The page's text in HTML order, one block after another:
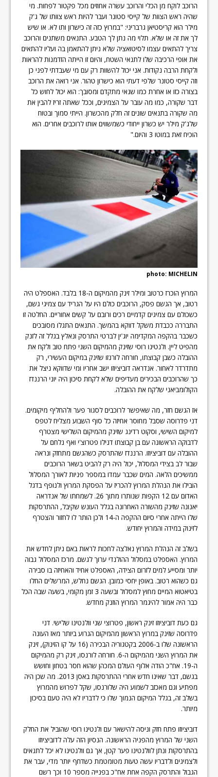
הרוכב לוקח מן הכלי והרוכב עשרה אחוזים מכל פקטור לפחות. מי
שהיה ראש הצוות של קייסי סטונר ועבר להיות ראש צוותו של ג'ק
מילר הוא קריסטיאן גרבריני: "במרוץ כזה זה כישרון ותו לא. או שיש
לך את זה או שלא. תלוי מה נתן לך הטבע. התנאים משתנים והרוכב
צריך להתאים עצמו לסיטואציה שלא ניתן להתאמן בה ועליו להתאים
את אופי הרכיבה שלו לתנאי השטח, והיום זו הייתה הזדמנות להראות
ולקחת הרבה נקודות. אני יכול להשוות רק עם מי שעבדתי לפני כן
וזה קייסי סטונר שלפי דעתי הוא כישרון טהור. אני רואה את הרוכב
בצורה כזו או אחרת כמו שנאי מתקדם ומסובך: הוא יכול לחוש כל
דבר שקורה, כמו מה עובר על הצמיגים, וככל שאתה זריז להבין את
מה שקורה בתנאים שונים זה חלק מהכשרון. הייתי סמוך ובטוח
שלג'ק מילר יש כשרון ייחודי כשמשווים אותו לרוכבים אחרים. הוא
הוכיח זאת במוטו 3 והיום."
photo: MICHELIN
המרוץ הוכרז כרטוב ומילר זינק מהמיקום ה-18 בלבד. האספלט היה
רטוב, אך הגשם פסק, הרוכבים כולם היו על הגריד עם צמיגי גשם,
כשכולם עם צמיגים קדמיים רכים ורובם על קשים אחוריים. החלטה זו
התבררה ככבדת משקל דווקא בהמשך. התנאים התגלו מסובכים
כשכבר בהקפה המקדימה יוג'ין לברטי התרסק ונאלץ בגלל זה לזנק
מהפיט ליין. ולנטינו רוסי שזינק מהמיקום השני פתח טוב ולקח את
ההובלה כשבן קבוצתו, חורחה לורנזו שזינק במיקום העשירי, רק
מתדרדר לאחור. אנדראה דוביציוזו ישב אחריו ומי שדווקא ניצל את
כך שהרוכבים הבכירים מעדיפים שלא לקחת סיכון היה יוני הרננדז
הקולומביאני שלקח את ההובלה.
אז הגשם חזר, מה שאיפשר לרוכבים לסגור פער ולהחליף מיקומים.
דני פדרוסה שסבל מחוסר אחיזה כל סוף השבוע מצליח לטפס
למיקום השישי, וסקוט רדינג שזינק מהמיקום השלישי מצטרף
לדבוקה הראשונה עם בן קבוצתו דנילו פטרוצ'י ואף נלחם על
ההובלה עם דוביציוזו. הרננדז שהתרסק כשהגשם מתחזק ונראה
שבור לב בצידי המסלול, יכול היה רק להביט בשאר הרוכבים
ממשיכים הלאה. המים שכבר עמדו במספר פניות לאורך המסלול
הובילו את הנהלת המרוץ להכריז על הפסקת המרוץ ולנופף בדגל
האדום עם 12 הקפות שנותרו מתוך 26. לשמחתו של אנדראה
יאנונה שזינק מהשורה האחרונה בגלל העונש שקיבל, ההתרסקות
שלו הייתה אחרי סיום ההקפה ה-14 ולכן הותר לו לחזור והצטרף
לזינוק במידה והמרוץ יחודש.
בשלב זה הנהלת המרוץ נאלצה לחכות לראות באם ניתן לחדש את
המרוץ. האספלט במסלול ההולנדי ערוך לגשם. מרכז המסלול גבוה
יותר ומסייע למים לזרום הצידה, האספלט אחיד והאחיזה בו סבירה
גם כשהוא רטוב. באופן יחסי כמובן. הגשם נחלש, המרשלים החלו
בטיאטוא המיים מחוץ למסלול ובשעה 3 זמן מקומי, בשעה שבה הכל
כבר היה אמור להיגמר המרוץ הוזנק מחדש.
גם כעת דוביציוזו זינק ראשון, פטרוצי שני וולנטינו שלישי. דני
פדרוסה שזינק במרוץ הראשון מהמיקום הגרוע ביותר מאז העונה
הראשונה שלו ב-2006 בקטגוריה הבכירה (16 על קו הזינוק), זינק
את המרוץ השני מהמיקום ה-6. חורחה לורנסו, זינק רק מהמיקום
ה-19. אח"כ הודה אלוף העולם המכהן שהוא חסר בטחון וחושש
בגשם, דבר שאינו חדש אחרי ההתרסקות באסן 2013. מה שכן היה
מפתיע וגם מאכזב לשמוע היה שלורנסו, שקל לפרוש מהמרוץ
בשלב זה, בגלל המיקום הנמוך שלו כי לדבריו לא היה טעם בסיכון
מיותר.
דוביציוזו פתח חזק וניסה להישאר עם ולנטינו רוסי שהוביל את החלק
השני של המרוץ מהפניה הראשונה. הנסיון הזה עלה לדוביציוזו
בהתרסקות ונתן לוולנטינו פער קטן, אך גם וולנטינו לא יכל לתנאים
ולצמיגים ולדבריו עשה טעות מטומטמת כשדחף יותר מדי, עבר את
הגבול והתרסק הקפה אחת אח"כ בפנייה מספר 10 וכך רשם